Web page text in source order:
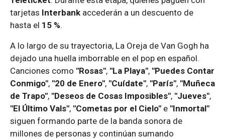
tarjetas Interbank accederán a un descuento de
hasta el 15 %.
A lo largo de su trayectoria, La Oreja de Van Gogh ha
dejado una huella imborrable en el pop en español.
Canciones como "Rosas", "La Playa", "Puedes Contar
Conmigo", "20 de Enero", "Cuídate", "París", "Muñeca
de Trapo", "Deseos de Cosas Imposibles", "Jueves",
"El Último Vals", "Cometas por el Cielo" e "Inmortal"
siguen formando parte de la banda sonora de
millones de personas y continúan sumando